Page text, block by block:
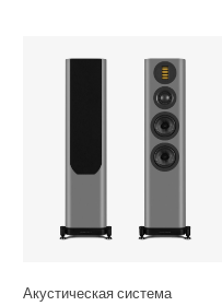
Акустическая система